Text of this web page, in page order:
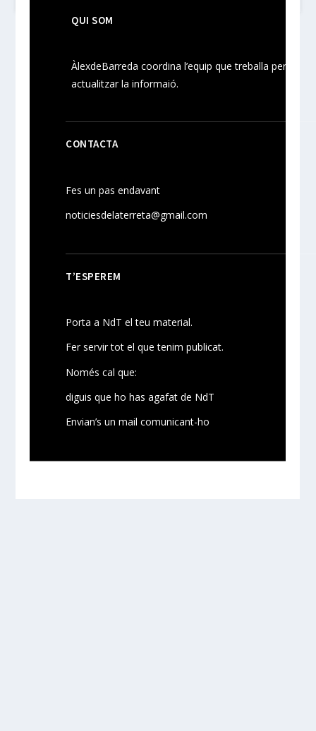
QUI SOM
ÀlexdeBarreda coordina l’equip que treballa per
actualitzar la informaió.
CONTACTA
Fes un pas endavant
noticiesdelaterreta@gmail.com
T’ESPEREM
Porta a NdT el teu material.
Fer servir tot el que tenim publicat.
Només cal que:
diguis que ho has agafat de NdT
Envian’s un mail comunicant-ho